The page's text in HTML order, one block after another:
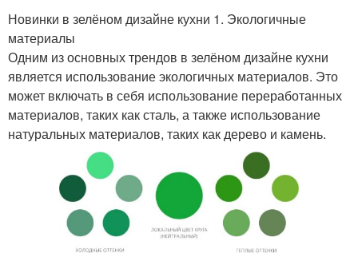
Новинки в зелёном дизайне кухни 1. Экологичные
материалы
Одним из основных трендов в зелёном дизайне кухни
является использование экологичных материалов. Это
может включать в себя использование переработанных
материалов, таких как сталь, а также использование
натуральных материалов, таких как дерево и камень.